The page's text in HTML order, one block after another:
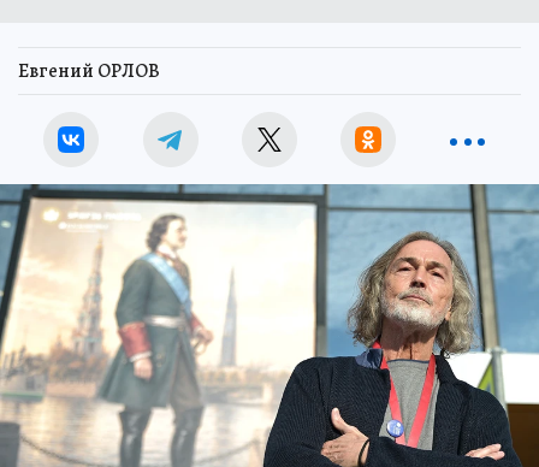
Евгений ОРЛОВ